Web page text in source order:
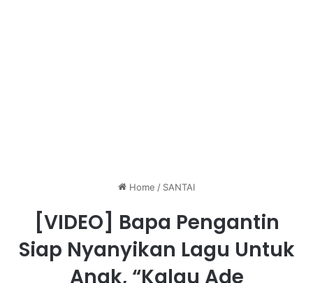
Home / SANTAI
[VIDEO] Bapa Pengantin
Siap Nyanyikan Lagu Untuk
Anak, “Kalau Ade